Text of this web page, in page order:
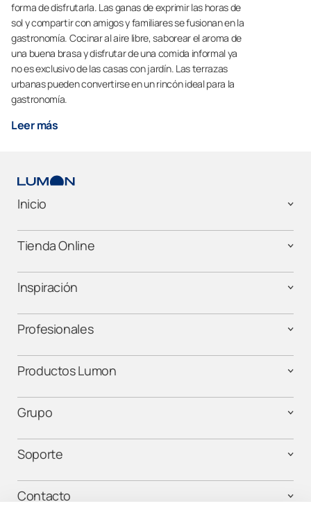
forma de disfrutarla. Las ganas de exprimir las horas de
sol y compartir con amigos y familiares se fusionan en la
gastronomía. Cocinar al aire libre, saborear el aroma de
una buena brasa y disfrutar de una comida informal ya
no es exclusivo de las casas con jardín. Las terrazas
urbanas pueden convertirse en un rincón ideal para la
gastronomía.
Leer más
Inicio
Tienda Online
Inspiración
Profesionales
Productos Lumon
Grupo
Soporte
Contacto